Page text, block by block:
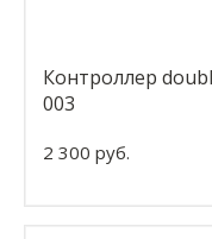
Контроллер
003
2 300 руб.